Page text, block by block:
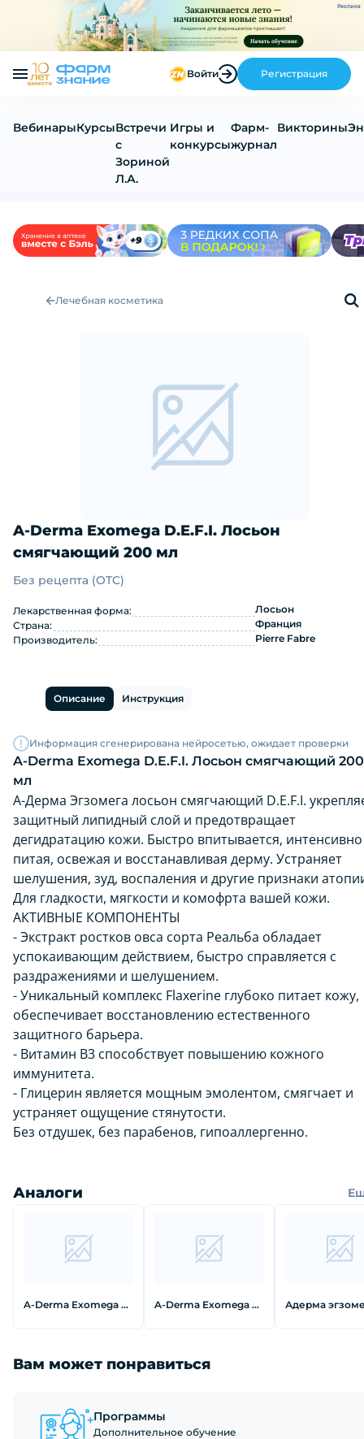
Реклама
Войти Регистрация
ВебинарыКурсыВстречи
с
Зориной
Л.А.
Игры и
конкурсы
Фарм-
журнал
Викторины
Лечебная косметика
A-Derma Exomega D.E.F.I. Лосьон
смягчающий 200 мл
A-Derma Exomega D.E.F.I. Лосьон
Без рецепта (OTC)
Лекарственная форма:
Лосьон
Страна:
Франция
Производитель:
Pierre Fabre
Описание Инструкция
Информация сгенерирована нейросетью, ожидает проверки
A-Derma Exomega D.E.F.I. Лосьон смягчающий 200
мл
А-Дерма Эгзомега лосьон смягчающий D.E.F.I.
защитный липидный слой и предотвращает
дегидратацию кожи. Быстро впитывается, интенсивно
питая, освежая и восстанавливая дерму. Устраняет
шелушения, зуд, воспаления и другие признаки
Для гладкости, мягкости и комофрта вашей кожи.
АКТИВНЫЕ КОМПОНЕНТЫ
- Экстракт ростков овса сорта Реальба обладает
успокаивающим действием, быстро справляется с
раздражениями и шелушением.
- Уникальный комплекс Flaxerine глубоко питает кожу,
обеспечивает восстановлению естественного
защитного барьера.
- Витамин В3 способствует повышению кожного
иммунитета.
- Глицерин является мощным эмолентом, смягчает и
устраняет ощущение стянутости.
Без отдушек, без парабенов, гипоаллергенно.
Аналоги
A-Derma Exomega Средство смягчающее для принятия ванны 250 мл A-Derma Exomega Control Гель смягчающий пенящийся для сухой кожи 500 мл
Вам может понравиться
Программы
Дополнительное обучение